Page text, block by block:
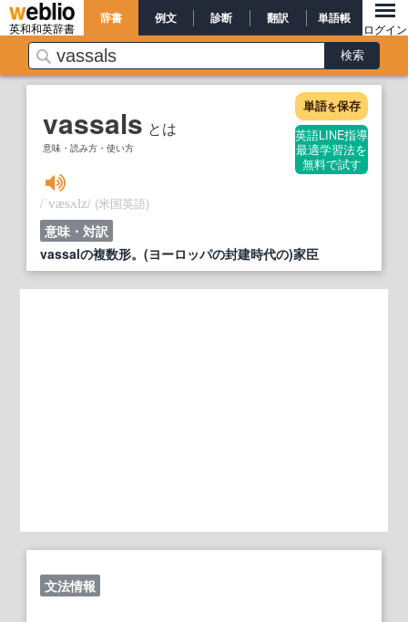
英和和英辞書
辞書 例文 診断 翻訳 単語帳
ログイン
vassals とは
意味・読み方・使い方
単語を保存
英語LINE指導
最適学習法を
無料で試す
/ˈvæsʌlz/ (米国英語)
意味・対訳
vassalの複数形。(ヨーロッパの封建時代の)家臣
文法情報